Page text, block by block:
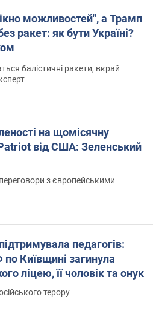
можливостей", а Трамп
ракет: як бути Україні?
балістичні ракети, вкрай
на щомісячну
від США: Зеленський
з європейськими
педагогів:
Київщині загинула
ліцею, її чоловік та онук
терору